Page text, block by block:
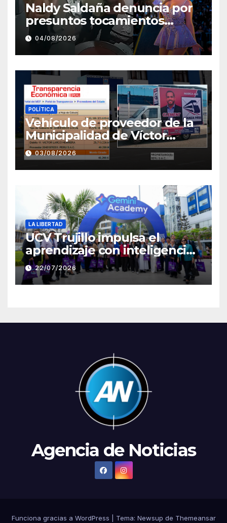
Naldy Saldaña denuncia por
presuntos tocamientos
indebidos a director musical
de La Bella Luz
04/08/2026
POLÍTICA
Vehículo de proveedor de la
Municipalidad de Víctor
Larco aparece con publicidad
de campaña de León
Clement
03/08/2026
LA LIBERTAD
UCV Trujillo impulsa el
aprendizaje con inteligencia
artificial a través de Google
Gemini
22/07/2026
Agencia de Noticias
Funciona gracias a WordPress Tema: Newsup de Themeansar